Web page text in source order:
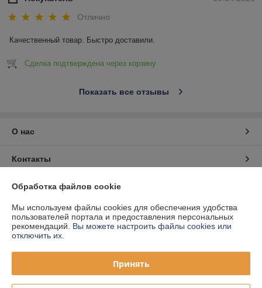
Отлично
Качественный товар. Быстро доставили.
Сделка подтверждена через корзину
Показать все отзывы
О нас
Контакты
Доставка и оплата
График работы
Полная версия сайта
Политика обработки cookies
Обработка файлов cookie
Мы используем файлы cookies для обеспечения удобства
пользователей портала и предоставления персональных
рекомендаций. Вы можете настроить файлы cookies или
отключить их.
Принять